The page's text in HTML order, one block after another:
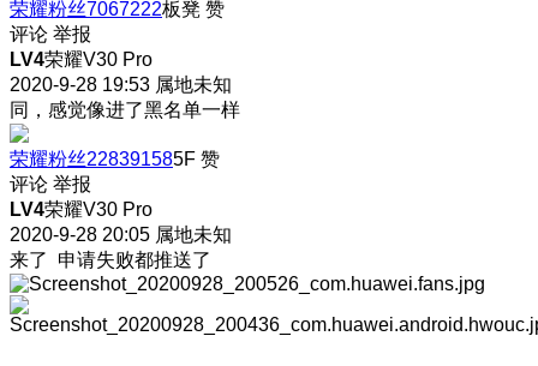
荣耀粉丝7067222板凳 赞
评论 举报
LV4荣耀V30 Pro
2020-9-28 19:53 属地未知
同，感觉像进了黑名单一样
荣耀粉丝228391585F 赞
评论 举报
LV4荣耀V30 Pro
2020-9-28 20:05 属地未知
来了 申请失败都推送了